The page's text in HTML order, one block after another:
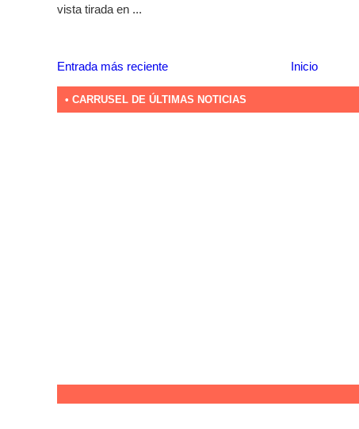
vista tirada en ...
Entrada más reciente Inicio
• CARRUSEL DE ÚLTIMAS NOTICIAS